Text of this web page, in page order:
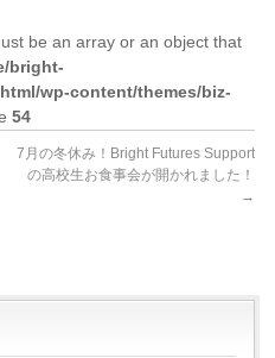
be an array or an object that
bright-
wp-content/themes/biz-
54
7月の冬休み！Bright Futures Support
の高校生お食事会が開かれました！
→